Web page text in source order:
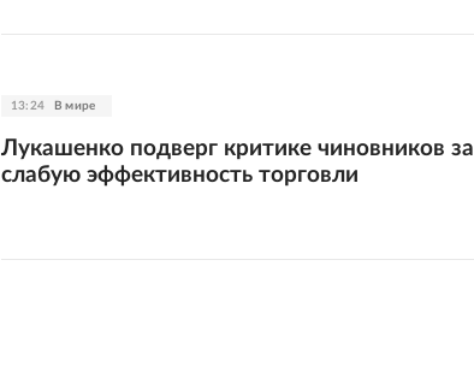
13:24 В мире
Лукашенко подверг критике чиновников за
слабую эффективность торговли